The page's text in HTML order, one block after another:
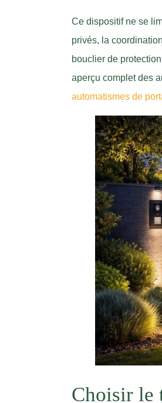
Ce dispositif ne se
privés, la
bouclier de
aperçu complet des
automatismes de
Choisir le